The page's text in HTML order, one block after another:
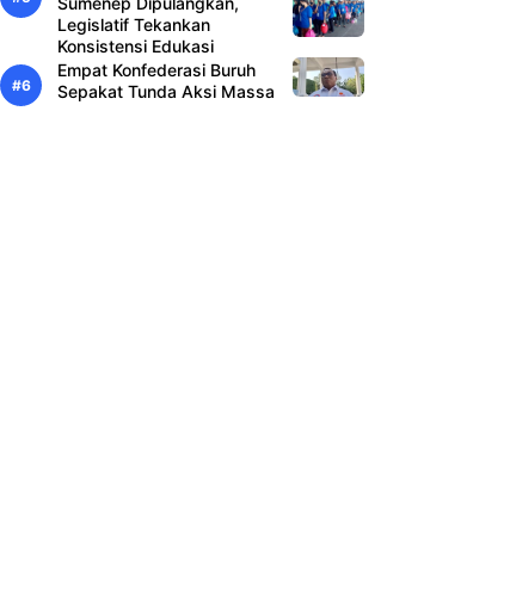
Legislatif Tekankan
Konsistensi Edukasi
Empat Konfederasi Buruh
Sepakat Tunda Aksi Massa